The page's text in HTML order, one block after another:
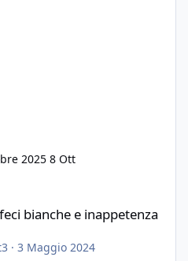
2025 8 Ott
bianche e inappetenza
· 3 Maggio 2024